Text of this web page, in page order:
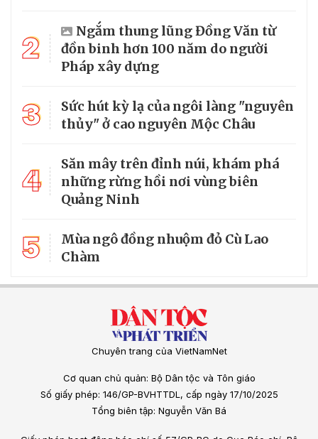
2
Ngắm thung lũng Đồng Văn từ
đồn binh hơn 100 năm do người
Pháp xây dựng
3
Sức hút kỳ lạ của ngôi làng "nguyên
thủy" ở cao nguyên Mộc Châu
4
Săn mây trên đỉnh núi, khám phá
những rừng hồi nơi vùng biên
Quảng Ninh
5
Mùa ngô đồng nhuộm đỏ Cù Lao
Chàm
Chuyên trang của VietNamNet
Cơ quan chủ quản: Bộ Dân tộc và Tôn giáo
Số giấy phép: 146/GP-BVHTTDL, cấp ngày 17/10/2025
Tổng biên tập: Nguyễn Văn Bá